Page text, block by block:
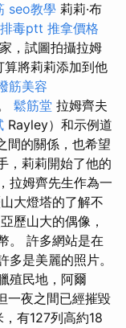
seo教學 莉莉·布
毒ptt 推拿價格
，試圖拍攝拉姆
算將莉莉添加到他
筋美容
鬆筋堂 拉姆齊夫
Rayley）和示例道
間的關係，也希望
，莉莉開始了他的
拉姆齊先生作為一
大燈塔的了解不
歷山大的偶像，
。 許多網站是在
是美麗的照片。
殖民地，阿爾
一夜之間已經摧毀
有127列高約18